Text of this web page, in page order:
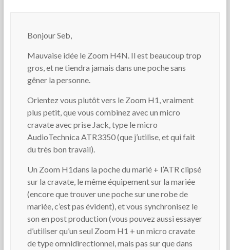
Bonjour Seb,
Mauvaise idée le Zoom H4N. Il est beaucoup trop
gros, et ne tiendra jamais dans une poche sans
gêner la personne.
Orientez vous plutôt vers le Zoom H1, vraiment
plus petit, que vous combinez avec un micro
cravate avec prise Jack, type le micro
AudioTechnica ATR3350 (que j’utilise, et qui fait
du très bon travail).
Un Zoom H1dans la poche du marié + l’ATR clipsé
sur la cravate, le même équipement sur la mariée
(encore que trouver une poche sur une robe de
mariée, c’est pas évident), et vous synchronisez le
son en post production (vous pouvez aussi essayer
d’utiliser qu’un seul Zoom H1 + un micro cravate
de type omnidirectionnel, mais pas sur que dans